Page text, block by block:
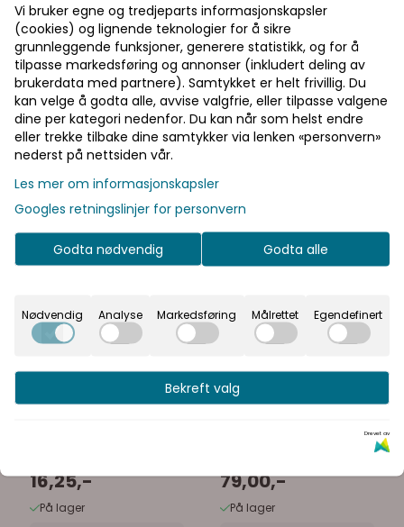
Bits 1/4" PZ4
16,25,-
På lager
Bits Flat 4,5mm 75mm
Kraftbits for
79,00,-
På lager
Priser inkl. eller
ekskl. mva
velge om du vil se
prisene med eller uten
moms.
Inkl.
Ekskl.
Vi bruker egne og tredjeparts informasjonskapsler
(cookies) og lignende teknologier for å sikre
grunnleggende funksjoner, generere statistikk, og for å
tilpasse markedsføring og annonser (inkludert deling av
brukerdata med partnere). Samtykket er helt frivillig. Du
kan velge å godta alle, avvise valgfrie, eller tilpasse valgene
dine per kategori nedenfor. Du kan når som helst endre
eller trekke tilbake dine samtykker via lenken «personvern»
nederst på nettsiden vår.
Les mer om informasjonskapsler
Googles retningslinjer for personvern
Godta nødvendig Godta alle
Nødvendig Analyse Markedsføring Målrettet Egendefinert
Bekreft valg
Drevet av